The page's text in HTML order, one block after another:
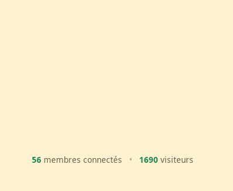
56 membres connectés • 1690 visiteurs